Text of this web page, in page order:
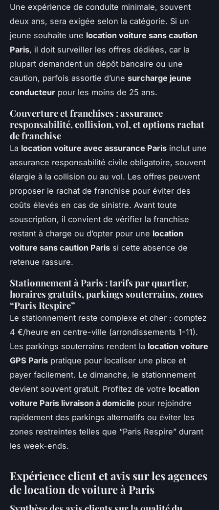
Une expérience de conduite minimale, souvent
deux ans, sera exigée selon la catégorie. Si un
jeune souhaite une location voiture sans caution
Paris, il doit surveiller les offres dédiées, car la
plupart demandent un dépôt bancaire ou une
caution, parfois assortie d’une surcharge jeune
conducteur pour les moins de 25 ans.
Couverture et franchises : assurance
responsabilité, collision, vol, et options rachat
de franchise
La location voiture avec assurance Paris inclut une
assurance responsabilité civile obligatoire, souvent
élargie à la collision ou au vol. Les offres peuvent
proposer le rachat de franchise pour éviter des
coûts élevés en cas de sinistre. Avant toute
souscription, il convient de vérifier la franchise
restant à charge ou d’opter pour une location
voiture sans caution Paris si cette absence de
retenue rassure.
Stationnement à Paris : tarifs par quartier,
horaires gratuits, parkings souterrains, zones
“Paris Respire”
Le stationnement reste complexe et cher : comptez
4 €/heure en centre-ville (arrondissements 1-11).
Les parkings souterrains rendent la location voiture
GPS Paris pratique pour localiser une place et
payer facilement. Le dimanche, le stationnement
devient souvent gratuit. Profitez de votre location
voiture Paris livraison à domicile pour rejoindre
rapidement des parkings alternatifs ou éviter les
zones restreintes telles que “Paris Respire” durant
les week-ends.
Expérience client et avis sur les agences
de location de voiture à Paris